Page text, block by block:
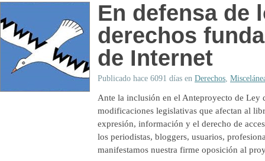
En defensa de
derechos
de Internet
Publicado hace 6091 días en Derechos,
Ante la inclusión en el Anteproyecto de Ley
modificaciones legislativas que afectan al
expresión, información y el derecho de
los periodistas, bloggers, usuarios,
manifestamos nuestra firme oposición al